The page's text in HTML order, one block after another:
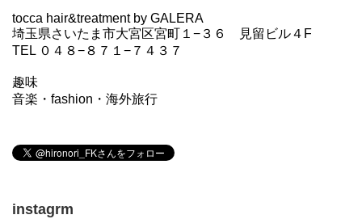
tocca hair&treatment by GALERA
埼玉県さいたま市大宮区宮町１−３６ 見留ビル４F
TEL ０４８−８７１−７４３７
趣味
音楽・fashion・海外旅行
instagrm